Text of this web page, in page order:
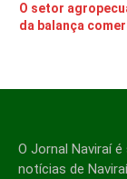
O setor
da balança
O Jornal Naviraí
notícias de